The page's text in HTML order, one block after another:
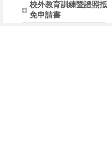
校外教育訓練暨證照抵
免申請書